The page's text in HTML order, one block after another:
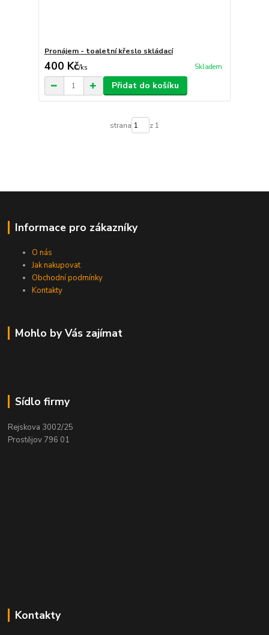
Pronájem - toaletní křeslo skládací
400 Kč/ks Skladem
Přidat do košíku
strana z 1
Informace pro zákazníky
O nás
Jak nakupovat
Obchodní podmínky
Kontakty
Mohlo by Vás zajímat
Sídlo firmy
Rejskova 3002/25
Prostějov 796 01
Kontakty